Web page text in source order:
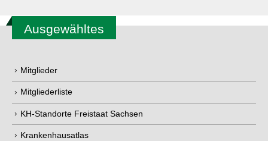
Ausgewähltes
Mitglieder
Mitgliederliste
KH-Standorte Freistaat Sachsen
Krankenhausatlas